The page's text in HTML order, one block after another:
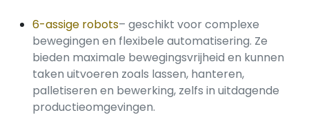
6-assige robots– geschikt voor complexe
bewegingen en flexibele automatisering. Ze
bieden maximale bewegingsvrijheid en kunnen
taken uitvoeren zoals lassen, hanteren,
palletiseren en bewerking, zelfs in uitdagende
productieomgevingen.